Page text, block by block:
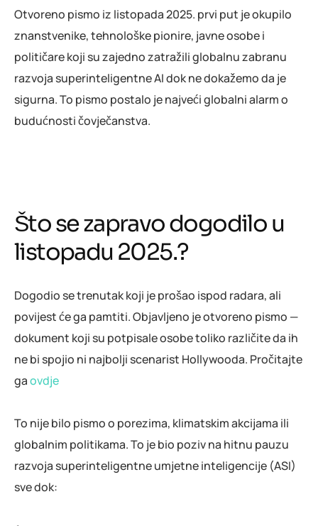
Otvoreno pismo iz listopada 2025. prvi put je okupilo
znanstvenike, tehnološke pionire, javne osobe i
političare koji su zajedno zatražili globalnu zabranu
razvoja superinteligentne AI dok ne dokažemo da je
sigurna. To pismo postalo je najveći globalni alarm o
budućnosti čovječanstva.
Što se zapravo dogodilo u
listopadu 2025.?
Dogodio se trenutak koji je prošao ispod radara, ali
povijest će ga pamtiti. Objavljeno je otvoreno pismo —
dokument koji su potpisale osobe toliko različite da ih
ne bi spojio ni najbolji scenarist Hollywooda. Pročitajte
gaovdje
To nije bilo pismo o porezima, klimatskim akcijama ili
globalnim politikama. To je bio poziv na hitnu pauzu
razvoja superinteligentne umjetne inteligencije (ASI)
sve dok: